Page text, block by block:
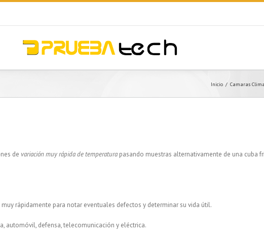
Inicio Camaras
de variación muy rápida de temperatura pasando muestras alternativamente de una cuba
rápidamente para notar eventuales defectos y determinar su vida útil.
automóvil, defensa, telecomunicación y eléctrica.